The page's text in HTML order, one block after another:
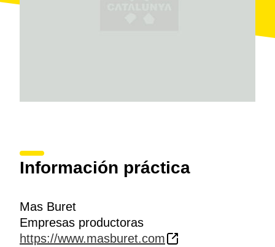
Información práctica
Mas Buret
Empresas productoras
https://www.masburet.com